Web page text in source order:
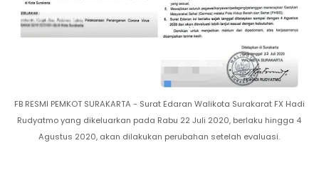
FB RESMI PEMKOT SURAKARTA - Surat Edaran Walikota Surakarat FX Hadi
Rudyatmo yang dikeluarkan pada Rabu 22 Juli 2020, berlaku hingga 4
Agustus 2020, akan dilakukan perubahan setelah evaluasi.